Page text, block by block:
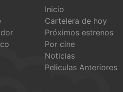
Inicio
Cartelera de hoy
Próximos estrenos
Por cine
Noticias
Peliculas Anteriores